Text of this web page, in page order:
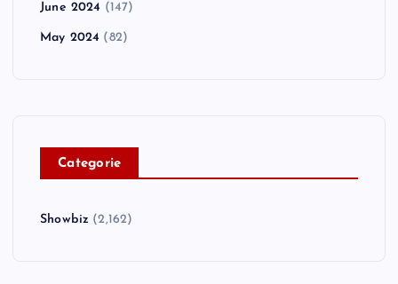
June 2024 (147)
May 2024 (82)
Categorie
Showbiz (2,162)